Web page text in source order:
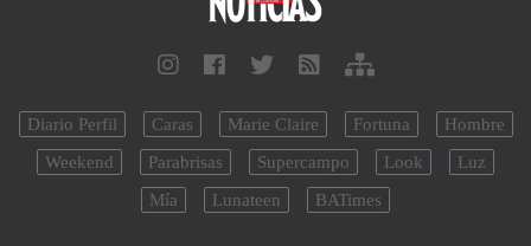
Diario Perfil Caras Marie Claire Fortuna
Hombre
Weekend
Parabrisas Supercampo Look
Luz
Mía
Lunateen BATimes